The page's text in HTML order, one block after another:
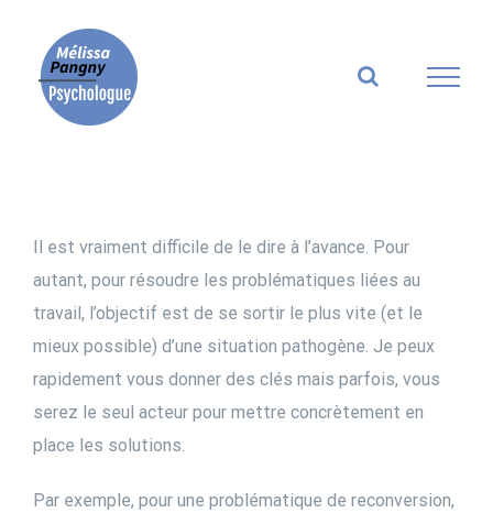
content
Il est vraiment difficile de le dire à l’avance. Pour
autant, pour résoudre les problématiques liées au
travail, l’objectif est de se sortir le plus vite (et le
mieux possible) d’une situation pathogène. Je peux
rapidement vous donner des clés mais parfois, vous
serez le seul acteur pour mettre concrètement en
place les solutions.
Par exemple, pour une problématique de reconversion,